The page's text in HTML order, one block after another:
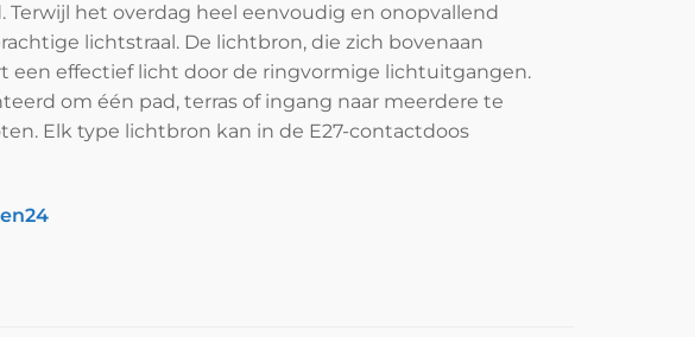
het overdag heel eenvoudig en onopvallend
lichtstraal. De lichtbron, die zich bovenaan
een effectief licht door de ringvormige lichtuitgangen.
om één pad, terras of ingang naar meerdere te
Elk type lichtbron kan in de E27-contactdoos